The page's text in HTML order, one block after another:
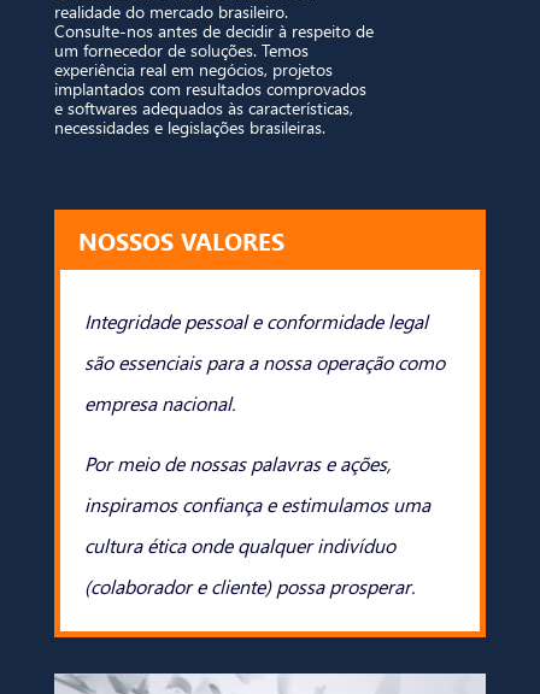
realidade do mercado brasileiro.
Consulte-nos antes de decidir à respeito de
um fornecedor de soluções. Temos
experiência real em negócios, projetos
implantados com resultados comprovados
e softwares adequados às características,
necessidades e legislações brasileiras.
NOSSOS VALORES
Integridade pessoal e conformidade legal
são essenciais para a nossa operação como
empresa nacional.
Por meio de nossas palavras e ações,
inspiramos confiança e estimulamos uma
cultura ética onde qualquer indivíduo
(colaborador e cliente) possa prosperar.